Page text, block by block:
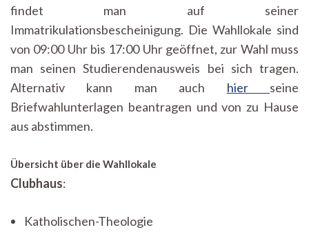
findet man auf seiner
Immatrikulationsbescheinigung. Die Wahllokale sind
von 09:00 Uhr bis 17:00 Uhr geöffnet, zur Wahl muss
man seinen Studierendenausweis bei sich tragen.
Alternativ kann man auch hier seine
Briefwahlunterlagen beantragen und von zu Hause
aus abstimmen.
Übersicht über die Wahllokale
Clubhaus:
Katholischen-Theologie